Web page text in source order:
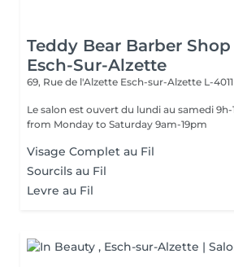
Teddy Bear Barber Shop
Esch-Sur-Alzette
69, Rue de l'Alzette Esch-sur-Alzette L-4011
Le salon est ouvert du lundi au samedi 9h-19h Salon is open
from Monday to Saturday 9am-19pm
Visage Complet au Fil
Sourcils au Fil
Levre au Fil